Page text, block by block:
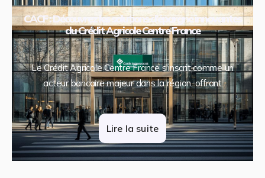
CACF : Découvrez les solutions d’épargne innovantes
du Crédit Agricole Centre France
Le Crédit Agricole Centre France s'inscrit comme un
acteur bancaire majeur dans la région, offrant
Lire la suite